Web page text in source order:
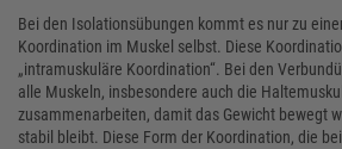
Bei den Isolationsübungen kommt es nur zu
Koordination im Muskel selbst. Diese
„intramuskuläre Koordination“. Bei den
alle Muskeln, insbesondere auch die
zusammenarbeiten, damit das Gewicht bewegt
stabil bleibt. Diese Form der Koordination, die